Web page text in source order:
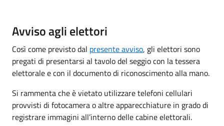
Avviso agli elettori
Così come previsto dal presente avviso, gli elettori sono
pregati di presentarsi al tavolo del seggio con la tessera
elettorale e con il documento di riconoscimento alla mano.
Si rammenta che è vietato utilizzare telefoni cellulari
provvisti di fotocamera o altre apparecchiature in grado di
registrare immagini all’interno delle cabine elettorali.